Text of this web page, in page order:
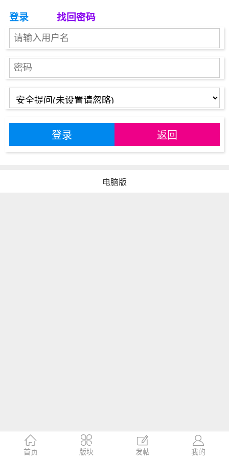
登录 找回密码
登录 返回

首页

版块

发帖

我的
电脑版